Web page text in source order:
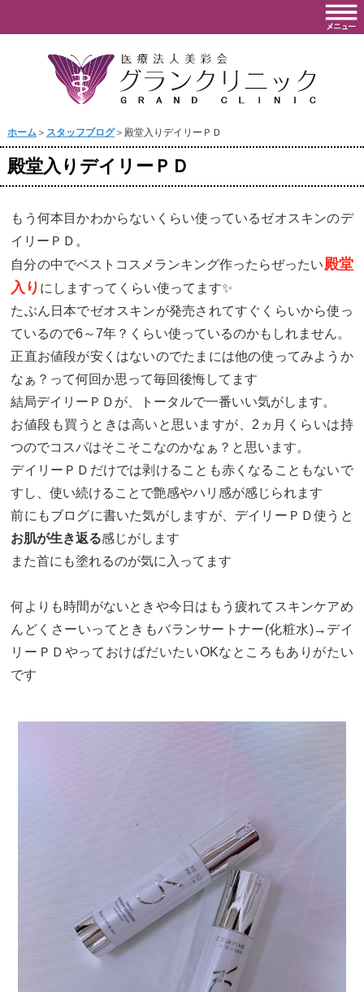
ホーム＞ スタッフブログ＞殿堂入りデイリーＰＤ
殿堂入りデイリーＰＤ
もう何本目かわからないくらい使っているゼオスキンのデ
イリーＰＤ。
自分の中でベストコスメランキング作ったらぜったい殿堂
入り にしますってくらい使ってます✨
たぶん日本でゼオスキンが発売されてすぐくらいから使っ
ているので6～7年？くらい使っているのかもしれません。
正直お値段が安くはないのでたまには他の使ってみようか
なぁ？って何回か思って毎回後悔してます
結局デイリーＰＤが、トータルで一番いい気がします。
お値段も買うときは高いと思いますが、2ヵ月くらいは持
つのでコスパはそこそこなのかなぁ？と思います。
デイリーＰＤだけでは剥けることも赤くなることもないで
すし、使い続けることで艶感やハリ感が感じられます
前にもブログに書いた気がしますが、デイリーＰＤ使うと
お肌が生き返る感じがします
また首にも塗れるのが気に入ってます
何よりも時間がないときや今日はもう疲れてスキンケアめ
んどくさーいってときもバランサートナー(化粧水)→デイ
リーＰＤやっておけばだいたいOKなところもありがたい
です